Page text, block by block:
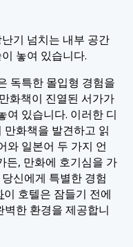
기 넘치는 내부 공간
놓여 있습니다.
독특한 몰입형 경험을
화책이 진열된 서가가
여 있습니다. 이러한 디
화책을 발견하고 읽
와 일본어 두 가지 언
든, 만화에 호기심을 가
신에게 특별한 경험
이 호텔은 잠들기 전에
한 환경을 제공합니